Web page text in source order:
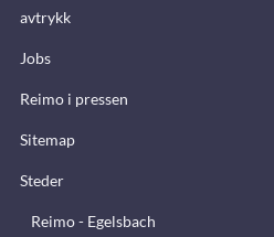
avtrykk
Jobs
Reimo i pressen
Sitemap
Steder
Reimo - Egelsbach